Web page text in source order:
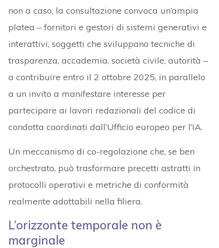
non a caso, la consultazione convoca un’ampia
platea – fornitori e gestori di sistemi generativi e
interattivi, soggetti che sviluppano tecniche di
trasparenza, accademia, società civile, autorità –
a contribuire entro il 2 ottobre 2025, in parallelo
a un invito a manifestare interesse per
partecipare ai lavori redazionali del codice di
condotta coordinati dall’Ufficio europeo per l’IA.
Un meccanismo di co-regolazione che, se ben
orchestrato, può trasformare precetti astratti in
protocolli operativi e metriche di conformità
realmente adottabili nella filiera.
L’orizzonte temporale non è
marginale